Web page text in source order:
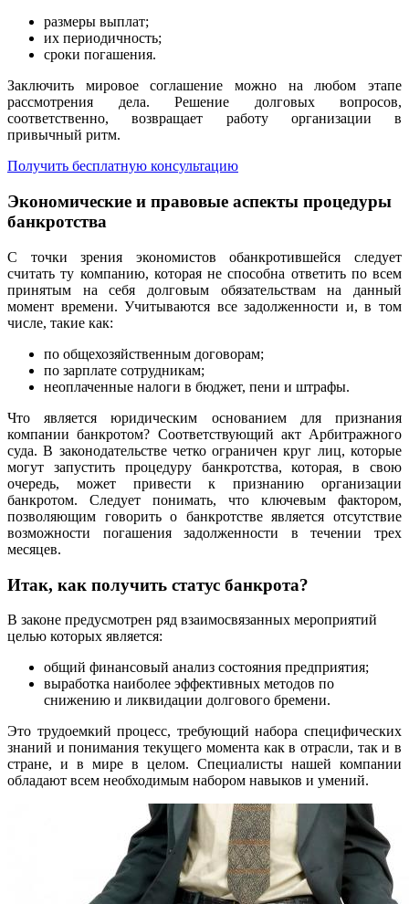
размеры выплат;
их периодичность;
сроки погашения.
Заключить мировое соглашение можно на любом этапе
рассмотрения дела. Решение долговых вопросов,
соответственно, возвращает работу организации в
привычный ритм.
Получить бесплатную консультацию
Экономические и правовые аспекты процедуры
банкротства
С точки зрения экономистов обанкротившейся следует
считать ту компанию, которая не способна ответить по всем
принятым на себя долговым обязательствам на данный
момент времени. Учитываются все задолженности и, в том
числе, такие как:
по общехозяйственным договорам;
по зарплате сотрудникам;
неоплаченные налоги в бюджет, пени и штрафы.
Что является юридическим основанием для признания
компании банкротом? Соответствующий акт Арбитражного
суда. В законодательстве четко ограничен круг лиц, которые
могут запустить процедуру банкротства, которая, в свою
очередь, может привести к признанию организации
банкротом. Следует понимать, что ключевым фактором,
позволяющим говорить о банкротстве является отсутствие
возможности погашения задолженности в течении трех
месяцев.
Итак, как получить статус банкрота?
В законе предусмотрен ряд взаимосвязанных мероприятий
целью которых является:
общий финансовый анализ состояния предприятия;
выработка наиболее эффективных методов по
снижению и ликвидации долгового бремени.
Это трудоемкий процесс, требующий набора специфических
знаний и понимания текущего момента как в отрасли, так и в
стране, и в мире в целом. Специалисты нашей компании
обладают всем необходимым набором навыков и умений.